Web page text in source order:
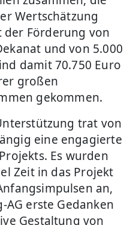
Wertschätzung
der Förderung von
und von 5.000
damit 70.750 Euro
großen
gekommen.
trat von
eine engagierte
Es wurden
Zeit in das Projekt
an,
AG erste Gedanken
Gestaltung von